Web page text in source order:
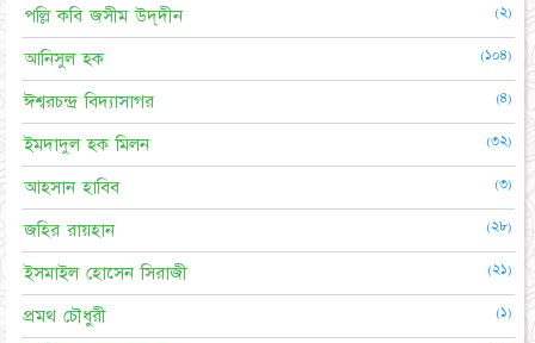
পল্লি কবি জসীম উদ্‌দীন (২)
আনিসুল হক (১০৪)
ঈশ্বরচন্দ্র বিদ্যাসাগর (৪)
ইমদাদুল হক মিলন (৩২)
আহসান হাবিব (৩)
জহির রায়হান (২৮)
ইসমাইল হোসেন সিরাজী (২১)
প্রমথ চৌধুরী (১)